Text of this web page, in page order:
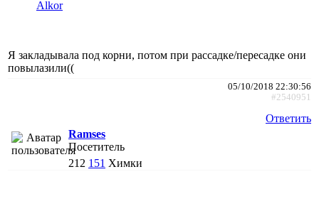
Alkor
Я закладывала под корни, потом при рассадке/пересадке они
повылазили((
05/10/2018 22:30:56
#2540951
Ответить
Ramses
Посетитель
212 151 Химки